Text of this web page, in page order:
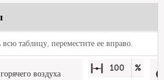
таблицу, переместите ее вправо.
воздуха
100 %